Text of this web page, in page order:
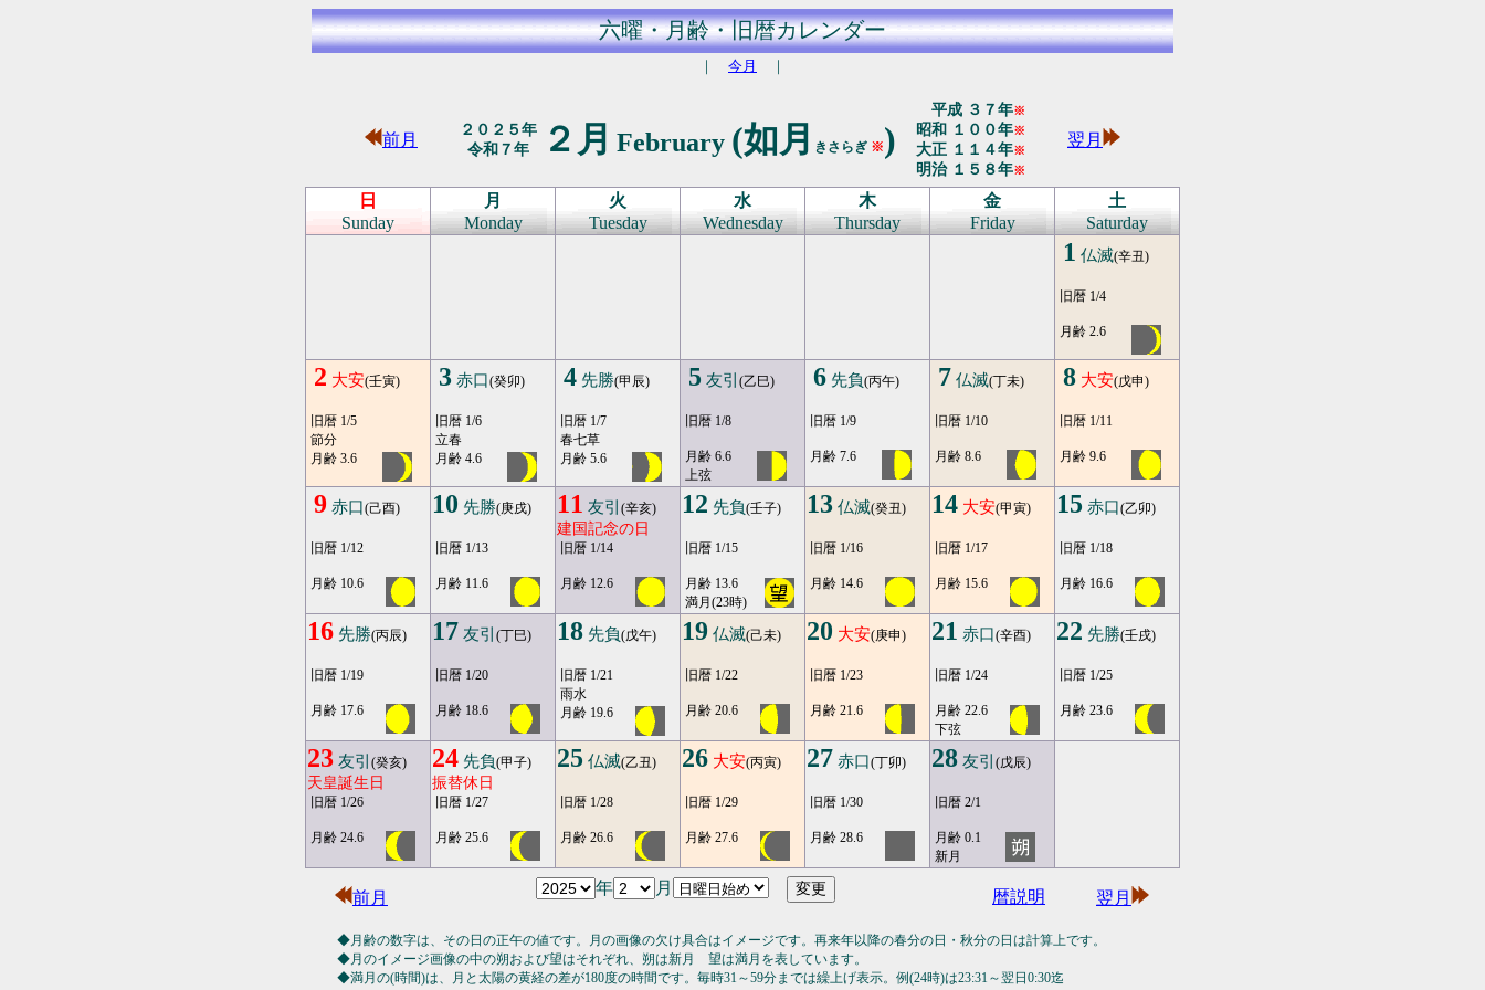
六曜・月齢・旧暦カレンダー
｜ 今月 ｜
前月
２０２５年
令和７年
２月 February (如月 きさらぎ ※)
平成 ３７年※
昭和 １００年※
大正 １１４年※
明治 １５８年※
翌月
日
Sunday
月
Monday
火
Tuesday
水
Wednesday
木
Thursday
金
Friday
土
Saturday
1 仏滅(辛丑)
旧暦 1/4
月齢 2.6
2 大安(壬寅)
旧暦 1/5
節分
月齢 3.6
3 赤口(癸卯)
旧暦 1/6
立春
月齢 4.6
4 先勝(甲辰)
旧暦 1/7
春七草
月齢 5.6
5 友引 (乙巳)
旧暦 1/8
月齢 6.6
上弦
6 先負(丙午)
旧暦 1/9
月齢 7.6
7 仏滅(丁未)
旧暦 1/10
月齢 8.6
8 大安(戊申)
旧暦 1/11
月齢 9.6
9 赤口(己酉)
旧暦 1/12
月齢 10.6
10 先勝(庚戌)
旧暦 1/13
月齢 11.6
11 友引 (辛亥)
建国記念の日
旧暦 1/14
月齢 12.6
12 先負(壬子)
旧暦 1/15
月齢 13.6
満月(23時)
13 仏滅(癸丑)
旧暦 1/16
月齢 14.6
14 大安(甲寅)
旧暦 1/17
月齢 15.6
15 赤口(乙卯)
旧暦 1/18
月齢 16.6
16 先勝(丙辰)
旧暦 1/19
月齢 17.6
17 友引 (丁巳)
旧暦 1/20
月齢 18.6
18 先負(戊午)
旧暦 1/21
雨水
月齢 19.6
19 仏滅(己未)
旧暦 1/22
月齢 20.6
20 大安(庚申)
旧暦 1/23
月齢 21.6
21 赤口(辛酉)
旧暦 1/24
月齢 22.6
下弦
22 先勝(壬戌)
旧暦 1/25
月齢 23.6
23 友引 (癸亥)
天皇誕生日
旧暦 1/26
月齢 24.6
24 先負(甲子)
振替休日
旧暦 1/27
月齢 25.6
25 仏滅(乙丑)
旧暦 1/28
月齢 26.6
26 大安(丙寅)
旧暦 1/29
月齢 27.6
27 赤口(丁卯)
旧暦 1/30
月齢 28.6
28 友引 (戊辰)
旧暦 2/1
月齢 0.1
新月
前月
年 月 暦説明 翌月
◆月齢の数字は、その日の正午の値です。月の画像の欠け具合はイメージです。再来年以降の春分の日・秋分の日は計算上です。
◆月のイメージ画像の中の朔および望はそれぞれ、朔は新月 望は満月を表しています。
◆満月の(時間)は、月と太陽の黄経の差が180度の時間です。毎時31～59分までは繰上げ表示。例(24時)は23:31～翌日0:30迄